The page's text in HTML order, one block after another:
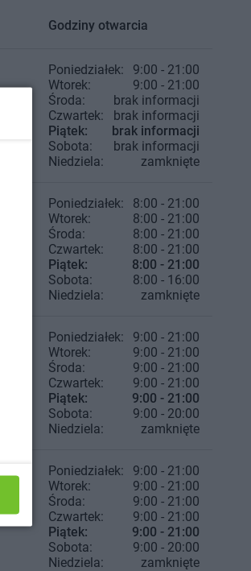
Godziny otwarcia
Poniedziałek:
9:00 - 21:00
Wtorek:
9:00 - 21:00
Środa:
brak informacji
Czwartek:
brak informacji
Piątek:
brak informacji
Sobota:
brak informacji
Niedziela:
zamknięte
Poniedziałek:
8:00 - 21:00
Wtorek:
8:00 - 21:00
Środa:
8:00 - 21:00
Czwartek:
8:00 - 21:00
Piątek:
8:00 - 21:00
Sobota:
8:00 - 16:00
Niedziela:
zamknięte
Poniedziałek:
9:00 - 21:00
Wtorek:
9:00 - 21:00
Środa:
9:00 - 21:00
Czwartek:
9:00 - 21:00
Piątek:
9:00 - 21:00
Sobota:
9:00 - 20:00
Niedziela:
zamknięte
Poniedziałek:
9:00 - 21:00
Wtorek:
9:00 - 21:00
Środa:
9:00 - 21:00
Czwartek:
9:00 - 21:00
Piątek:
9:00 - 21:00
Sobota:
9:00 - 20:00
Niedziela:
zamknięte